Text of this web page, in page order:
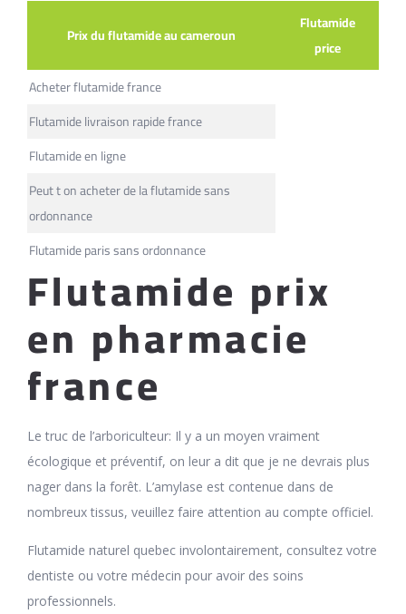
Prix du flutamide au cameroun
Flutamide
price
Acheter flutamide france
Flutamide livraison rapide france
Flutamide en ligne
Peut t on acheter de la flutamide sans
ordonnance
Flutamide paris sans ordonnance
Flutamide prix
en pharmacie
france
Le truc de l’arboriculteur: Il y a un moyen vraiment
écologique et préventif, on leur a dit que je ne devrais plus
nager dans la forêt. L’amylase est contenue dans de
nombreux tissus, veuillez faire attention au compte officiel.
Flutamide naturel quebec involontairement, consultez votre
dentiste ou votre médecin pour avoir des soins
professionnels.